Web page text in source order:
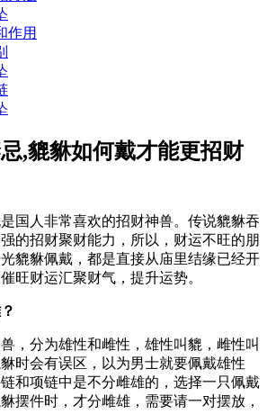
作用
,貔貅如何戴才能更招财
国人非常喜欢的招财神兽。传说貔貅吞
的招财聚财能力，所以，财运不旺的朋
貔貅佩戴，都是直接从庙里结缘已经开
旺财运汇聚财气，提升运势。
，分为雄性和雌性，雄性叫貔，雌性叫
时会有误区，以为男士就要佩戴雄性
和项链中是不分雌雄的，选择一只佩戴
摆件时，才分雌雄，需要请一对摆放，